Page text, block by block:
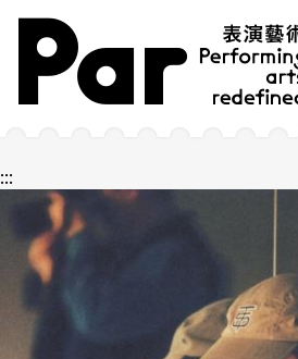
跳到主要內容區塊
網站導覽
:::